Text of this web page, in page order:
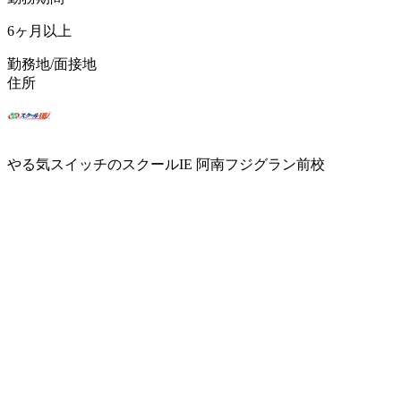
6ヶ月以上
勤務地/面接地
住所
やる気スイッチのスクールIE 阿南フジグラン前校